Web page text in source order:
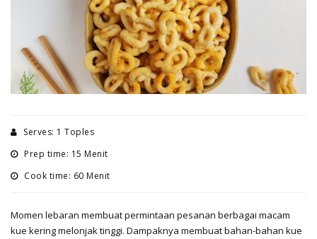
Serves: 1 Toples
Prep time: 15 Menit
Cook time: 60 Menit
Momen lebaran membuat permintaan pesanan berbagai macam
kue kering melonjak tinggi. Dampaknya membuat bahan-bahan kue